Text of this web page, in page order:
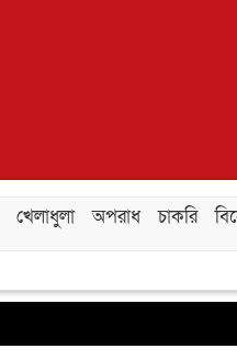
খেলাধুলা অপরাধ চাকরি